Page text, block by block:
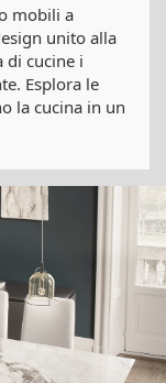
mobili a
unito alla
di cucine i
Esplora le
la cucina in un